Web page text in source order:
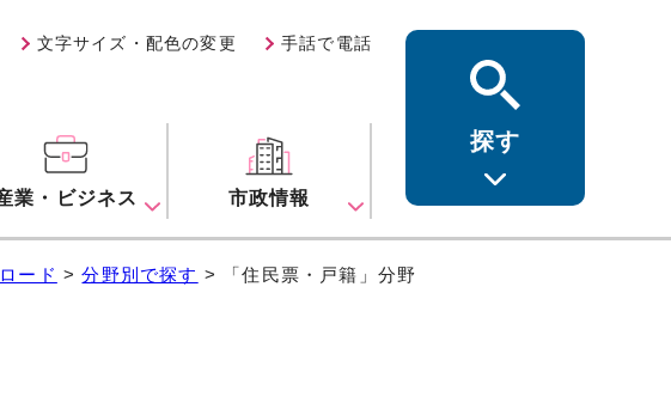
文字サイズ・配色の変更 手話で電話
業・ビジネス 市政情報
探す
ード >分野別で探す > 「住民票・戸籍」分野